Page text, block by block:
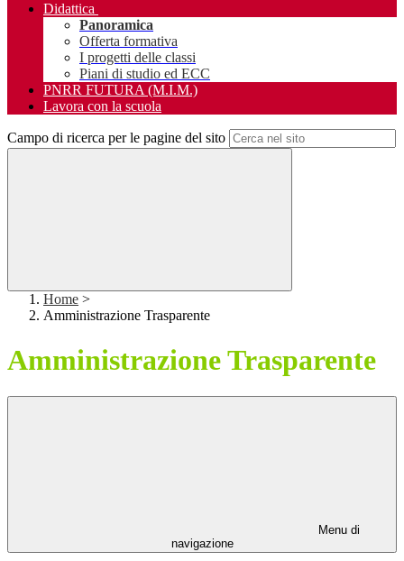
Didattica
Panoramica
Offerta formativa
I progetti delle classi
Piani di studio ed ECC
PNRR FUTURA (M.I.M.)
Lavora con la scuola
Campo di ricerca per le pagine del sito
Home >
Amministrazione Trasparente
Amministrazione Trasparente
Menu di
navigazione